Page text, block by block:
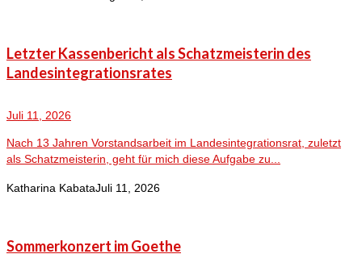
Letzter Kassenbericht als Schatzmeisterin des
Landesintegrationsrates
Juli 11, 2026
Nach 13 Jahren Vorstandsarbeit im Landesintegrationsrat, zuletzt
als Schatzmeisterin, geht für mich diese Aufgabe zu...
Katharina KabataJuli 11, 2026
Sommerkonzert im Goethe